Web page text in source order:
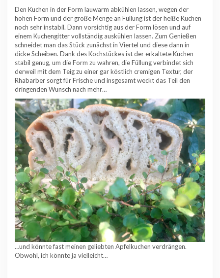
Den Kuchen in der Form lauwarm abkühlen lassen, wegen der
hohen Form und der große Menge an Füllung ist der heiße Kuchen
noch sehr instabil. Dann vorsichtig aus der Form lösen und auf
einem Kuchengitter vollständig auskühlen lassen. Zum Genießen
schneidet man das Stück zunächst in Viertel und diese dann in
dicke Scheiben. Dank des Kochstückes ist der erkaltete Kuchen
stabil genug, um die Form zu wahren, die Füllung verbindet sich
derweil mit dem Teig zu einer gar köstlich cremigen Textur, der
Rhabarber sorgt für Frische und insgesamt weckt das Teil den
dringenden Wunsch nach mehr…
…und könnte fast meinen geliebten Apfelkuchen verdrängen.
Obwohl, ich könnte ja vielleicht…